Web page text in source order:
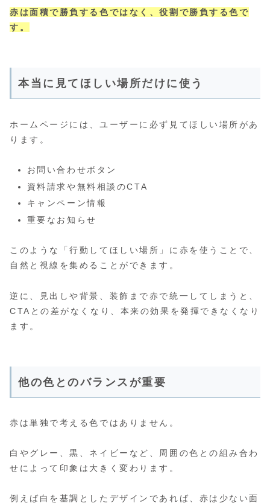
赤は面積で勝負する色ではなく、役割で勝負する色で
す。
本当に見てほしい場所だけに使う
ホームページには、ユーザーに必ず見てほしい場所があ
ります。
お問い合わせボタン
資料請求や無料相談のCTA
キャンペーン情報
重要なお知らせ
このような「行動してほしい場所」に赤を使うことで、
自然と視線を集めることができます。
逆に、見出しや背景、装飾まで赤で統一してしまうと、
CTAとの差がなくなり、本来の効果を発揮できなくなり
ます。
他の色とのバランスが重要
赤は単独で考える色ではありません。
白やグレー、黒、ネイビーなど、周囲の色との組み合わ
せによって印象は大きく変わります。
例えば白を基調としたデザインであれば、赤は少ない面